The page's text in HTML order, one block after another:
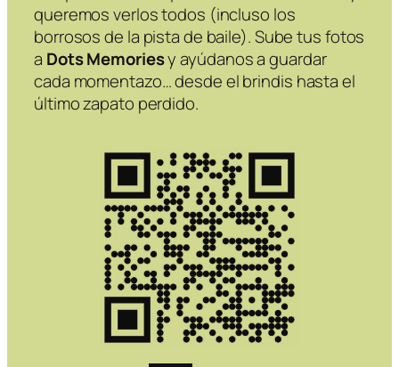
queremos verlos todos (incluso los
borrosos de la pista de baile). Sube tus fotos
a Dots Memoriesy ayúdanos a guardar
cada momentazo… desde el brindis hasta el
último zapato perdido.